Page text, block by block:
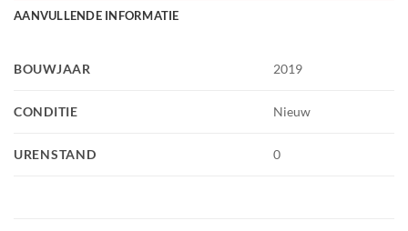
AANVULLENDE INFORMATIE
BOUWJAAR 2019
CONDITIE Nieuw
URENSTAND 0